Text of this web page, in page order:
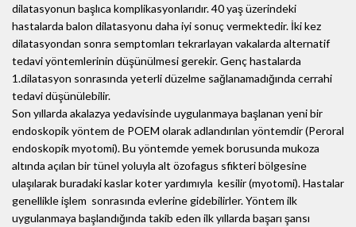
dilatasyonun başlıca komplikasyonlarıdır. 40 yaş üzerindeki
hastalarda balon dilatasyonu daha iyi sonuç vermektedir. İki kez
dilatasyondan sonra semptomları tekrarlayan vakalarda alternatif
tedavi yöntemlerinin düşünülmesi gerekir. Genç hastalarda
1.dilatasyon sonrasında yeterli düzelme sağlanamadığında cerrahi
tedavi düşünülebilir.
Son yıllarda akalazya yedavisinde uygulanmaya başlanan yeni bir
endoskopik yöntem de POEM olarak adlandırılan yöntemdir (Peroral
endoskopik myotomi). Bu yöntemde yemek borusunda mukoza
altında açılan bir tünel yoluyla alt özofagus sfikteri bölgesine
ulaşılarak buradaki kaslar koter yardımıyla kesilir (myotomi). Hastalar
genellikle işlem sonrasında evlerine gidebilirler. Yöntem ilk
uygulanmaya başlandığında takib eden ilk yıllarda başarı şansı